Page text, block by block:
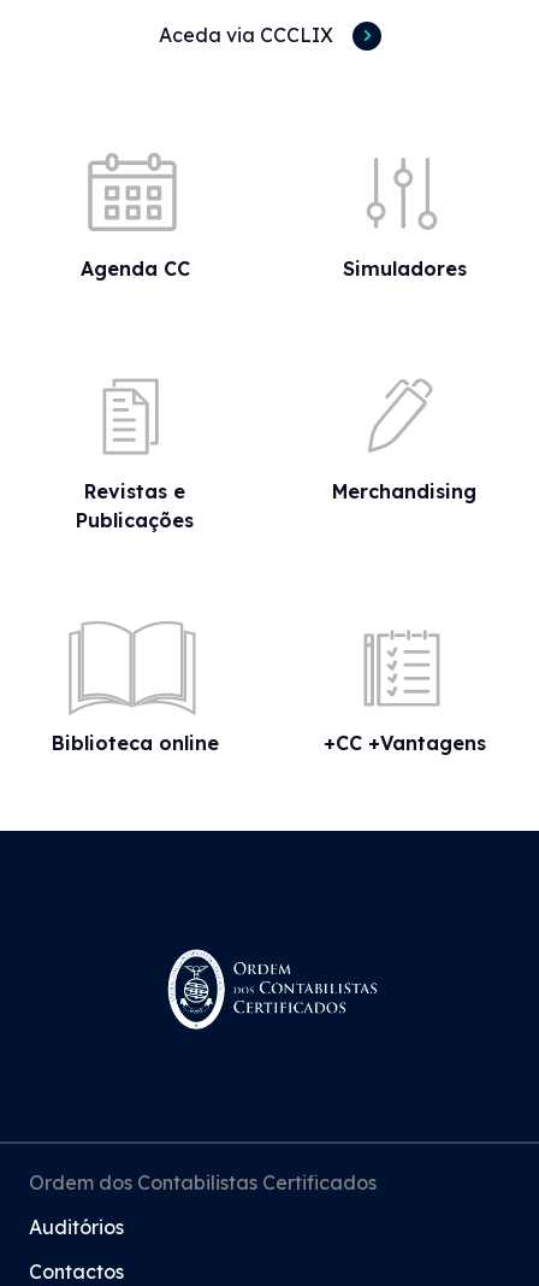
Aceda via CCCLIX
Agenda CC Simuladores
Revistas e
Publicações
Merchandising
Biblioteca online +CC +Vantagens
Ordem dos Contabilistas Certificados
Auditórios
Contactos